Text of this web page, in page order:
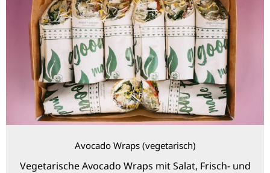
Avocado Wraps (vegetarisch)
Vegetarische Avocado Wraps mit Salat, Frisch- und